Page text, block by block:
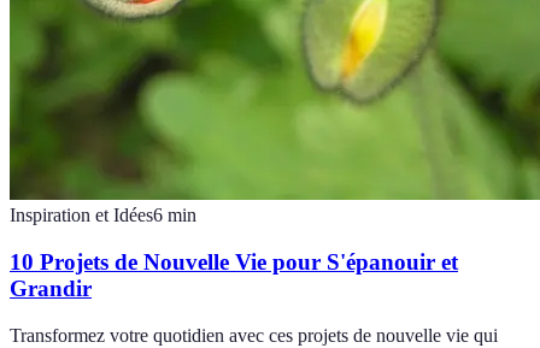
Inspiration et Idées6 min
10 Projets de Nouvelle Vie pour S'épanouir et
Grandir
Transformez votre quotidien avec ces projets de nouvelle vie qui